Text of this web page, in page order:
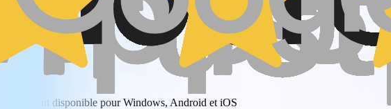
disponible pour Windows, Android et iOS